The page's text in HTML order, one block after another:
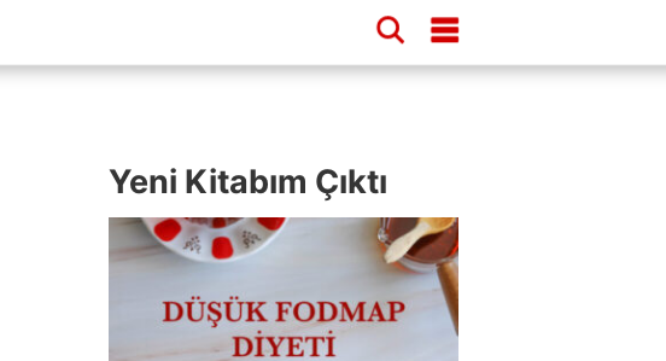
Yeni Kitabım Çıktı